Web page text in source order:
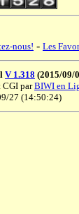
nous! - Les
V 1.318 (2015/09/
CGI parBIWI en
27 (14:50:24)